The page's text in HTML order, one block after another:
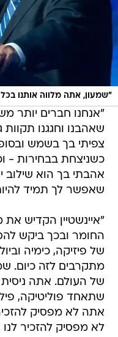
"שמעון, אתה מלווה אותנו בכל
"אנחנו חברים יותר
שאהבנו וחגגנו תקוות
צפיתי בך בשמש
כשניצחת בבחירות -
אהבתי בך הוא שילוב
שאפשר לך תמיד
"איינשטיין הקדיש
החומר ובכך ביקש
של פיזיקה, כימיה
מתקרבים לזה כיום.
של העולם. אתה
שתאחד פוליטיקה,
אתה לא מפסיק
לא מפסיק להזכיר